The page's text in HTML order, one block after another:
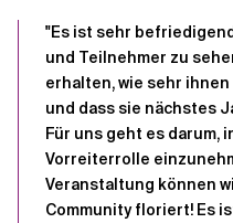
"Es ist sehr
und Teilnehmer zu
erhalten, wie sehr
und dass sie nächstes
Für uns geht es darum,
Vorreiterrolle
Veranstaltung können
Community floriert! Es